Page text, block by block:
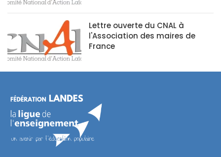
Lettre ouverte du CNAL à
l'Association des maires de
France